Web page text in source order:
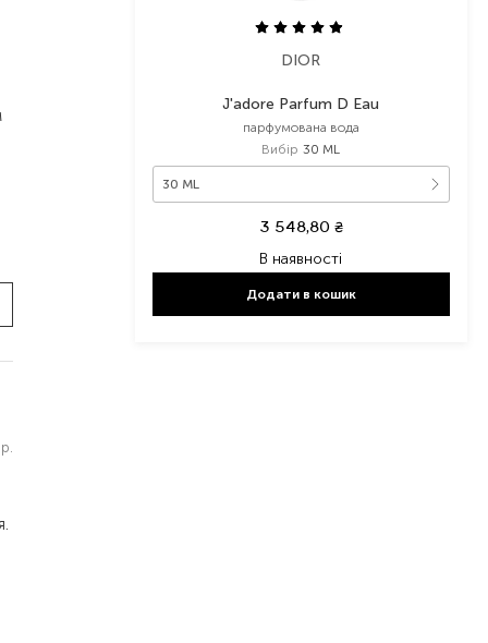
DIOR
J'adore Parfum D Eau
парфумована вода
Вибір 30 ML
30 ML
3 548,80 ₴
В наявності
Додати в кошик